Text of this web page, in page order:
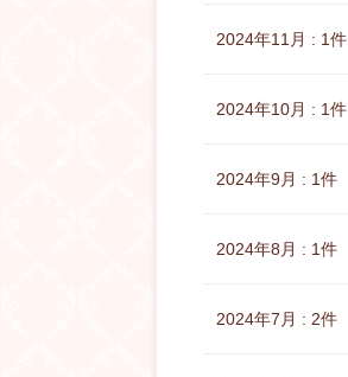
2024年11月 : 1件
2024年10月 : 1件
2024年9月 : 1件
2024年8月 : 1件
2024年7月 : 2件